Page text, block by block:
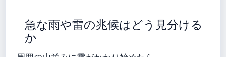
急な雨や雷の兆候はどう見分ける
か